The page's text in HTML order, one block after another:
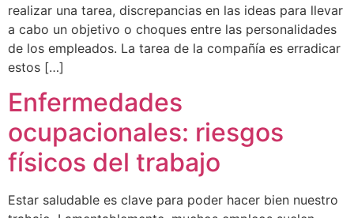
realizar una tarea, discrepancias en las ideas para llevar
a cabo un objetivo o choques entre las personalidades
de los empleados. La tarea de la compañía es erradicar
estos […]
Enfermedades
ocupacionales: riesgos
físicos del trabajo
Estar saludable es clave para poder hacer bien nuestro